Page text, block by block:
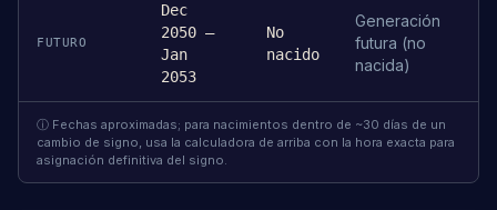
FUTURO
Dec
2050 –
Jan
2053
No
nacido
Generación
futura (no
nacida)
ⓘ Fechas aproximadas; para nacimientos dentro de ~30 días de un
cambio de signo, usa la calculadora de arriba con la hora exacta para
asignación definitiva del signo.